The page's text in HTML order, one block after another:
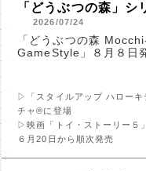
「どうぶつの森」
2026/07/24
「どうぶつの森
GameStyle」８月８日
▷「スタイルアップ ハローキ
チャ®に登場
▷映画「トイ・ストーリー５
６月20日から順次発売